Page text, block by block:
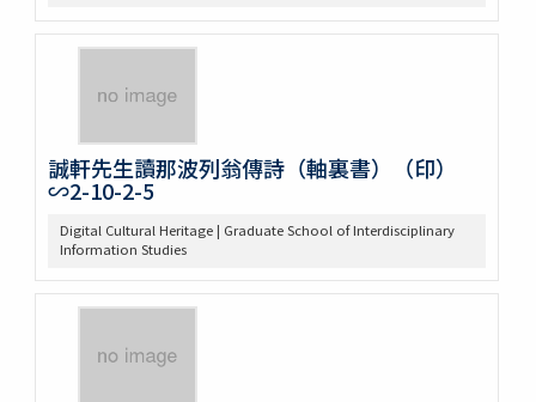
誠軒先生讀那波列翁傳詩（軸裏書）（印）
∽2-10-2-5
Digital Cultural Heritage | Graduate School of Interdisciplinary
Information Studies